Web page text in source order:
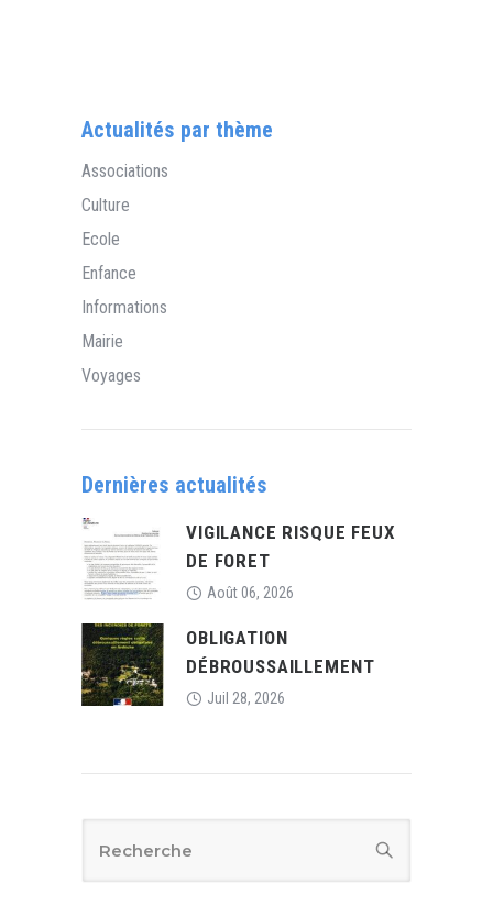
Actualités par thème
Associations
Culture
Ecole
Enfance
Informations
Mairie
Voyages
Dernières actualités
VIGILANCE RISQUE FEUX
DE FORET
Août 06, 2026
OBLIGATION
DÉBROUSSAILLEMENT
Juil 28, 2026